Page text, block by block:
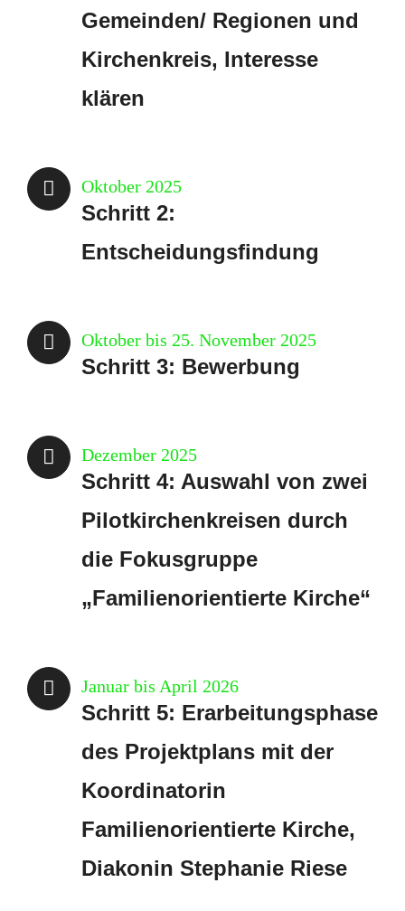
Gemeinden/ Regionen und
Kirchenkreis, Interesse
klären
Oktober 2025
Schritt 2:
Entscheidungsfindung
Oktober bis 25. November 2025
Schritt 3: Bewerbung
Dezember 2025
Schritt 4: Auswahl von zwei
Pilotkirchenkreisen durch
die Fokusgruppe
„Familienorientierte Kirche“
Januar bis April 2026
Schritt 5: Erarbeitungsphase
des Projektplans mit der
Koordinatorin
Familienorientierte Kirche,
Diakonin Stephanie Riese